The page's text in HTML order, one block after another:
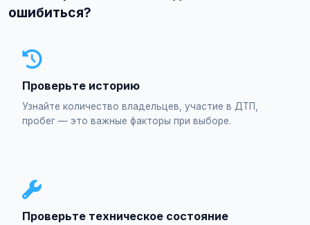
ошибиться?
Проверьте историю
Узнайте количество владельцев, участие в ДТП,
пробег — это важные факторы при выборе.
Проверьте техническое состояние